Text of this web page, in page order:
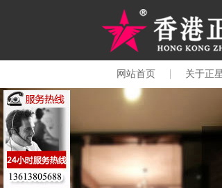
网站首页 关于正